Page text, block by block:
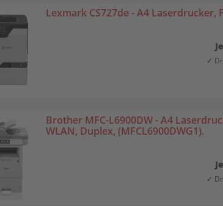
Lexmark CS727de - A4 Laserdrucker,
✓
Brother MFC-L6900DW - A4
WLAN, Duplex, (MFCL6900DWG1).
✓